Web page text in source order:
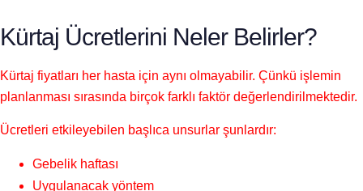
Kürtaj Ücretlerini Neler Belirler?
Kürtaj fiyatları her hasta için aynı olmayabilir. Çünkü işlemin
planlanması sırasında birçok farklı faktör değerlendirilmektedir.
Ücretleri etkileyebilen başlıca unsurlar şunlardır:
Gebelik haftası
Uygulanacak yöntem